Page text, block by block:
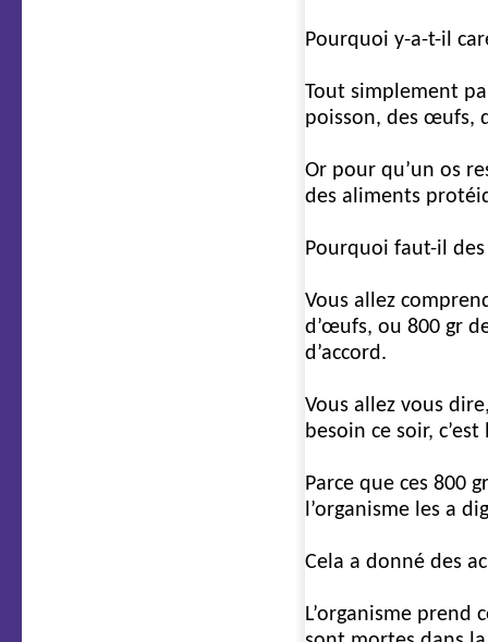
Pourquoi y-a-t-il
Tout simplement
poisson, des œufs,
Or pour qu’un os
des aliments
Pourquoi faut-il
Vous allez
d’œufs, ou 800 gr
d’accord.
Vous allez vous
besoin ce soir, c’est
Parce que ces 800
l’organisme les a
Cela a donné des
L’organisme